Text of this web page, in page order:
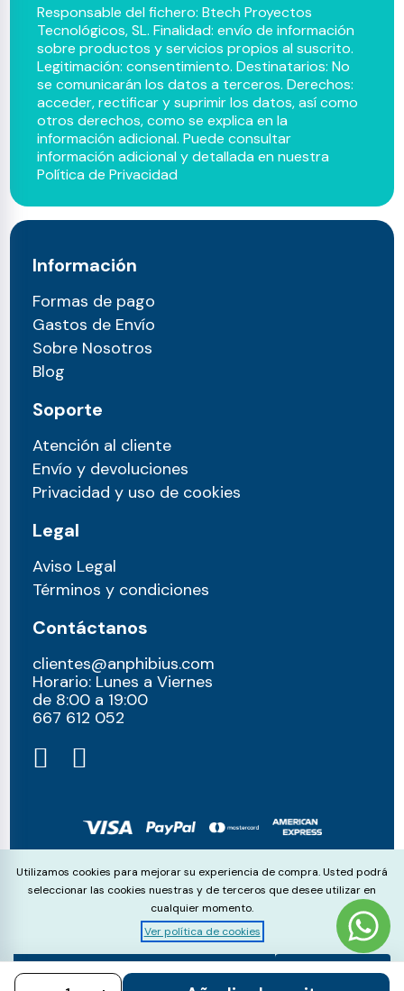
Responsable del fichero: Btech Proyectos
Tecnológicos, SL. Finalidad: envío de información
sobre productos y servicios propios al suscrito.
Legitimación: consentimiento. Destinatarios: No
se comunicarán los datos a terceros. Derechos:
acceder, rectificar y suprimir los datos, así como
otros derechos, como se explica en la
información adicional. Puede consultar
información adicional y detallada en nuestra
Política de Privacidad
Información
Formas de pago
Gastos de Envío
Sobre Nosotros
Blog
Soporte
Atención al cliente
Envío y devoluciones
Privacidad y uso de cookies
Legal
Aviso Legal
Términos y condiciones
Contáctanos
clientes@anphibius.com
Horario: Lunes a Viernes
de 8:00 a 19:00
667 612 052​
© anphibius, 2026
Pago 100% seguros con:
Cookie Consent
Utilizamos cookies para mejorar su experiencia de compra. Usted podrá
seleccionar las cookies nuestras y de terceros que desee utilizar en
cualquier momento.
Ver política de cookies
Aceptar
Rechazar
Configurar